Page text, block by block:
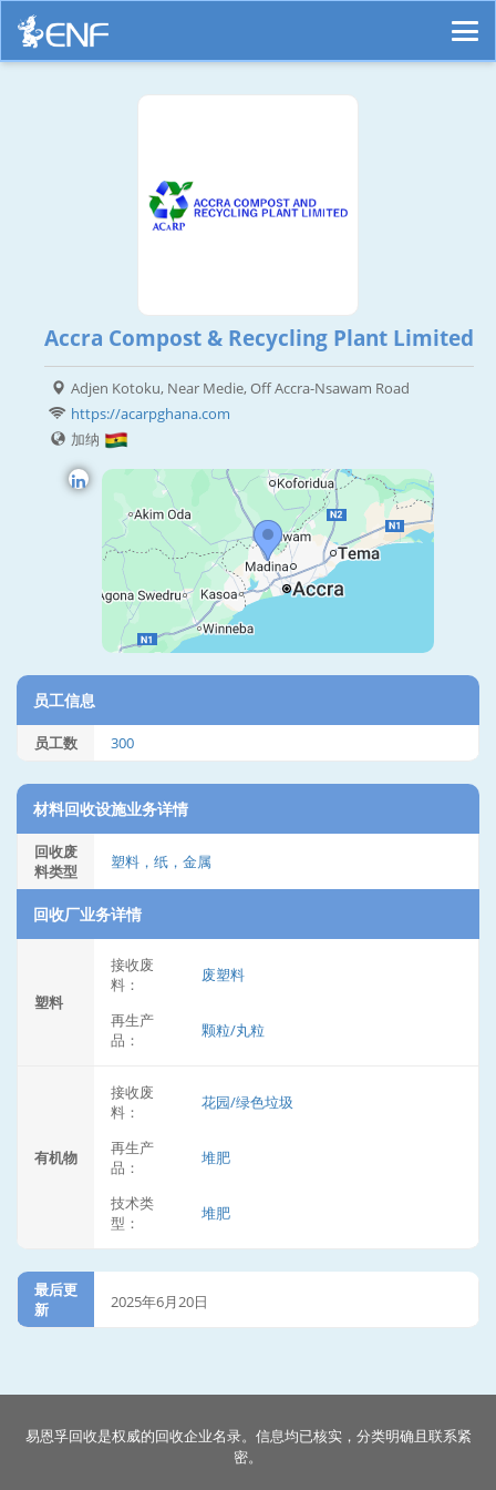
Accra Compost & Recycling Plant Limited
Adjen Kotoku, Near Medie, Off Accra-Nsawam Road
https://acarpghana.com
加纳
员工信息
员工数 300
材料回收设施业务详情
回收废
料类型
塑料，纸，金属
回收厂业务详情
塑料
接收废
料：
废塑料
再生产
品：
颗粒/丸粒
有机物
接收废
料：
花园/绿色垃圾
再生产
品：
堆肥
技术类
型：
堆肥
最后更
新
2025年6月20日
易恩孚回收是权威的回收企业名录。信息均已核实，分类明确且联系紧
密。